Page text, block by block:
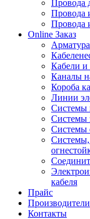
Провода
Провода
Провода
Online Заказ
Кабели и
Каналы
Короба
Линии
Системы
Системы
Системы
Системы,
кабеля
Прайс
Производители
Контакты